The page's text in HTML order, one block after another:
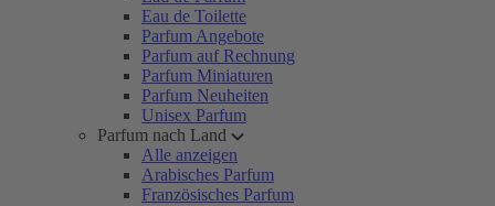
Eau de Toilette
Parfum Angebote
Parfum auf Rechnung
Parfum Miniaturen
Parfum Neuheiten
Unisex Parfum
Parfum nach Land
Alle anzeigen
Arabisches Parfum
Französisches Parfum